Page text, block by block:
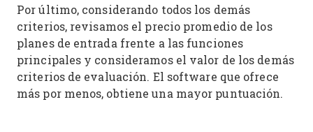
Por último, considerando todos los demás
criterios, revisamos el precio promedio de los
planes de entrada frente a las funciones
principales y consideramos el valor de los demás
criterios de evaluación. El software que ofrece
más por menos, obtiene una mayor puntuación.